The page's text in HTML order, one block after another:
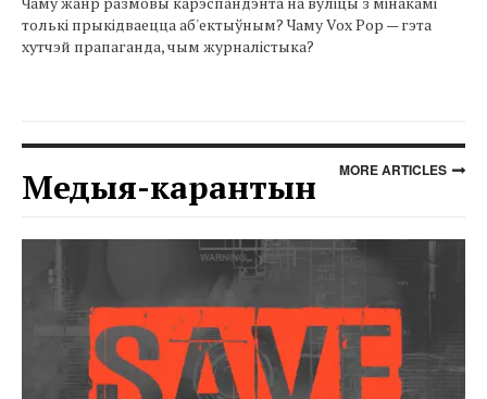
толькі прыкідваецца аб'ектыўным? Чаму Vox Pop — гэта
хутчэй прапаганда, чым журналістыка?
Медыя-карантын MORE ARTICLES